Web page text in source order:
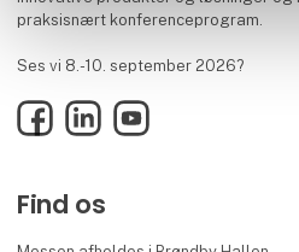
praksisnært konferenceprogram.
Ses vi 8.-10. september 2026?
FacebookLinkedInYouTube
Find os